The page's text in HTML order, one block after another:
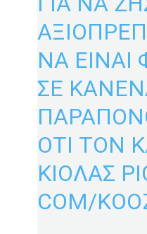
ΝΑ
ΣΕ
ΟΤΙ ΤΟΝ
ΚΙΟΛΑΣ
COM/